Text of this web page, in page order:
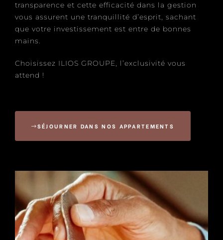
transparence et cette efficacité dans la gestion
vous assurent une tranquillité d’esprit, sachant
que votre investissement est entre de bonnes
mains.
Choisissez ILIOS GROUPE, l’exclusivité vous
attend !
SÉJOURNER DANS NOS APPARTEMENTS